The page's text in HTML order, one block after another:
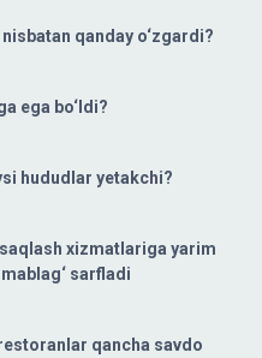
qanday o‘zgardi?
ega bo‘ldi?
hududlar yetakchi?
xizmatlariga yarim
sarfladi
qancha savdo